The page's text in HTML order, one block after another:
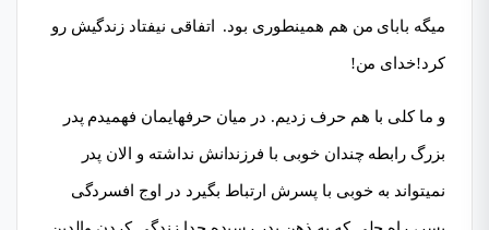
میگه بابای من هم همینطوری بود. اتفاقی نیفتاد زندگیش رو
کرد!خدای من!
و ما کلی با هم حرف زدیم. در میان حرفهایمان فهمیدم پدر
بزرگ رابطه چندان خوبی با فرزندانش نداشته و الان پدر
نمیتواند به خوبی با پسرش ارتباط بگیرد در اوج افسردگی